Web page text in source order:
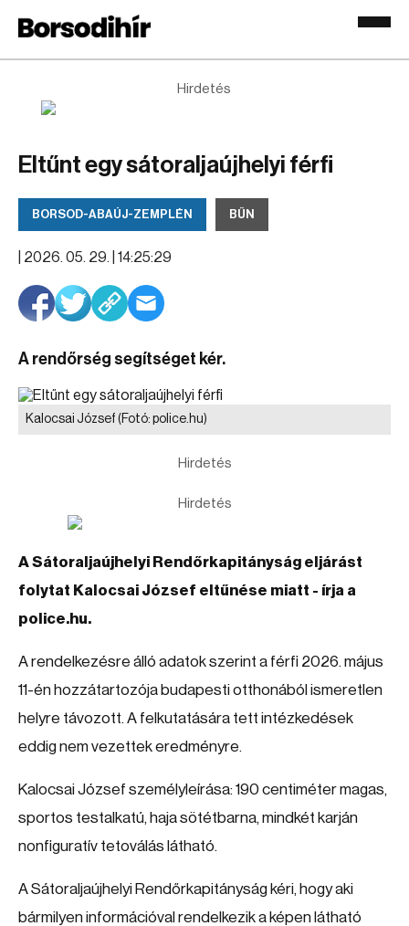
Hirdetés
Eltűnt egy sátoraljaújhelyi férfi
BORSOD-ABAÚJ-ZEMPLÉN BŰN
2026. 05. 29. | 14:25:29
A rendőrség segítséget kér.
Kalocsai József (Fotó: police.hu)
Hirdetés
Hirdetés
A Sátoraljaújhelyi Rendőrkapitányság eljárást
folytat Kalocsai József eltűnése miatt - írja a
police.hu.
A rendelkezésre álló adatok szerint a férfi 2026. május
11-én hozzátartozója budapesti otthonából ismeretlen
helyre távozott. A felkutatására tett intézkedések
eddig nem vezettek eredményre.
Kalocsai József személyleírása: 190 centiméter magas,
sportos testalkatú, haja sötétbarna, mindkét karján
nonfiguratív tetoválás látható.
A Sátoraljaújhelyi Rendőrkapitányság kéri, hogy aki
bármilyen információval rendelkezik a képen látható